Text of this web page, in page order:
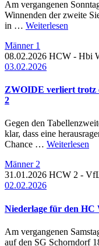
Am vergangenen
Winnenden der zweite
in … Weiterlesen
Männer 1
08.02.2026 HCW - Hbi
03.02.2026
ZWOIDE verliert trotz
2
Gegen den
klar, dass eine
Chance … Weiterlesen
Männer 2
31.01.2026 HCW 2 -
02.02.2026
Niederlage für den HC
Am vergangenen
auf den SG Schorndorf